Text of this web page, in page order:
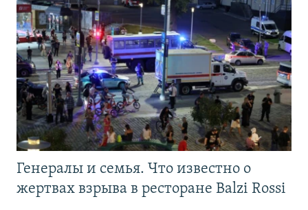
Генералы и семья. Что известно о
жертвах взрыва в ресторане Balzi Rossi